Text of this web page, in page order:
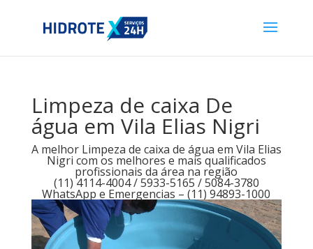
Limpeza de caixa De
água em Vila Elias Nigri
A melhor Limpeza de caixa de água em Vila Elias
Nigri com os melhores e mais qualificados
profissionais da área na região
(11) 4114-4004 / 5933-5165 / 5084-3780
WhatsApp e Emergencias – (11) 94893-1000